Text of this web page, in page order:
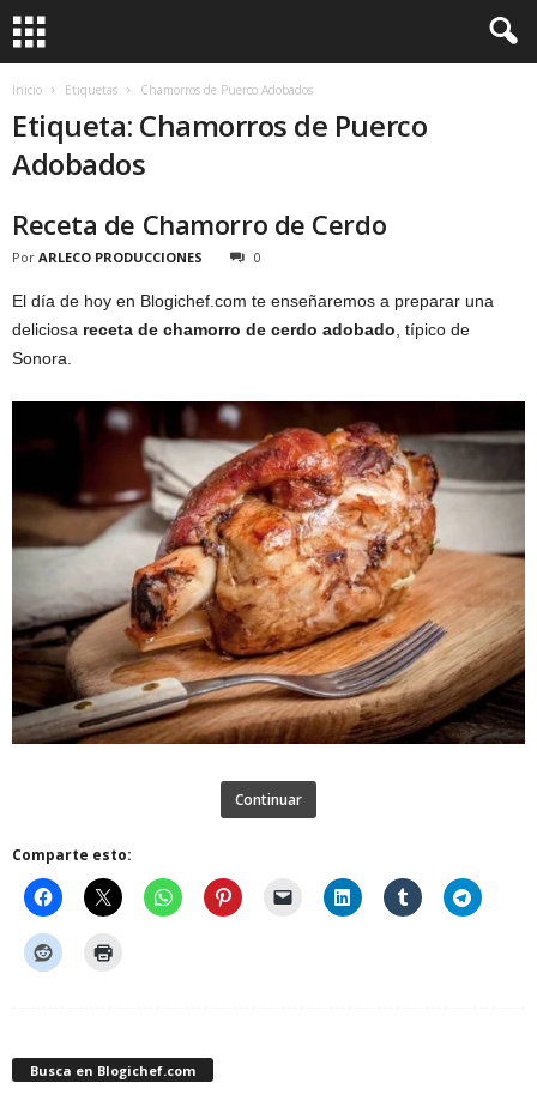
Inicio Etiquetas Chamorros de Puerco Adobados
Etiqueta: Chamorros de Puerco
Adobados
Receta de Chamorro de Cerdo
Por ARLECO PRODUCCIONES 0
El día de hoy en Blogichef.com te enseñaremos a preparar una
deliciosa receta de chamorro de cerdo adobado , típico de
Sonora.
Continuar
Comparte esto:
Busca en Blogichef.com